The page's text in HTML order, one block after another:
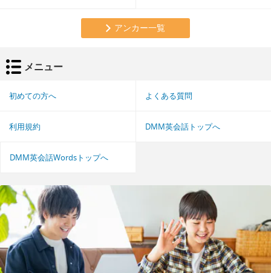
アンカー一覧
メニュー
初めての方へ よくある質問
利用規約 DMM英会話トップへ
DMM英会話Wordsトップへ